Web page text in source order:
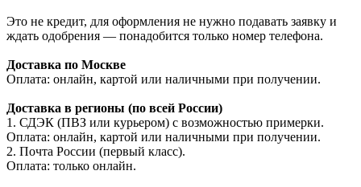
Это не кредит, для оформления не нужно подавать заявку и
ждать одобрения — понадобится только номер телефона.
Доставка по Москве
Оплата: онлайн, картой или наличными при получении.
Доставка в регионы (по всей России)
1. СДЭК (ПВЗ или курьером) с возможностью примерки.
Оплата: онлайн, картой или наличными при получении.
2. Почта России (первый класс).
Оплата: только онлайн.